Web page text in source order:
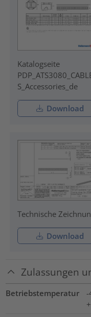
Katalogseite
S_Accessories_de
Download
Technische
Download
Zulassungen
Betriebstemperatur
-